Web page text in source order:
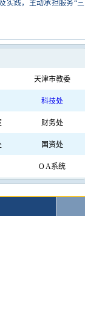
实践，主动承担服务“三
天津市教委
科技处
财务处
国资处
O A系统